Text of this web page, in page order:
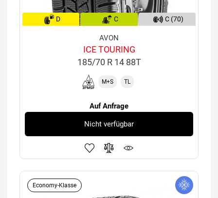
D C C (70)
AVON
ICE TOURING
185/70 R 14 88T
M+S TL
Auf Anfrage
Nicht verfügbar
Economy-Klasse